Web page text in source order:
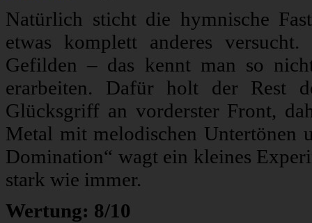
Natürlich sticht die hymnische
etwas komplett anderes
Gefilden – das kennt man so
erarbeiten. Dafür holt der Rest
Glücksgriff an vorderster Front,
Metal mit melodischen Untertönen
Domination“ wagt ein kleines
stark wie immer.
Wertung: 8/10